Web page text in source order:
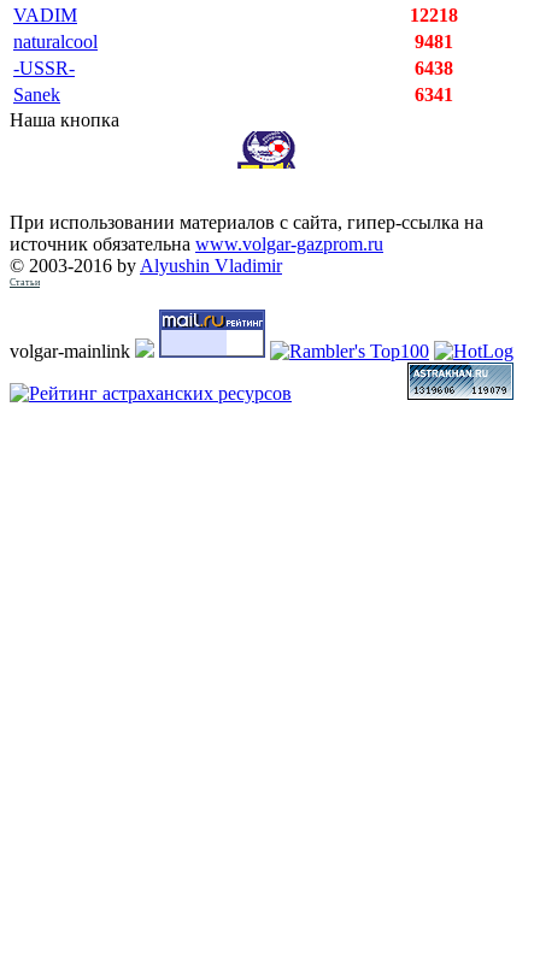
VADIM
12218
naturalcool
9481
-USSR-
6438
Sanek
6341
Наша кнопка
При использовании материалов с сайта, гипер-ссылка на
источник обязательна www.volgar-gazprom.ru
© 2003-2016 by Alyushin Vladimir
Статьи
volgar-mainlink